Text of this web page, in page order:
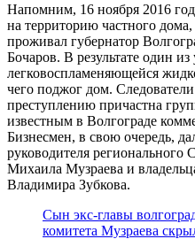
Напомним, 16 ноября 2016
на территорию частного
проживал губернатор
Бочаров. В результате один
легковоспламеняющейся
чего поджог дом.
преступлению причастна
известным в Волгограде
Бизнесмен, в свою очередь,
руководителя регионального
Михаила Музраева и
Владимира Зубкова.
Сын экс-главы
комитета Музраева